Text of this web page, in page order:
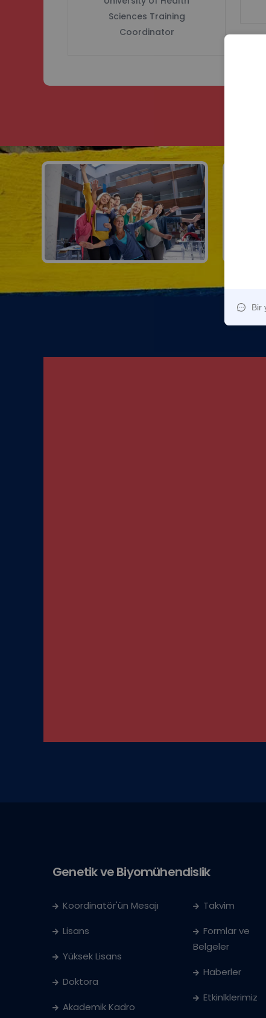
Sciences Training
Coordinator
Genetik ve Biyomühendislik
Koordinatör'ün Mesajı
Lisans
Yüksek Lisans
Doktora
Akademik Kadro
Takvim
Formlar ve
Belgeler
Haberler
Etkinlklerimiz